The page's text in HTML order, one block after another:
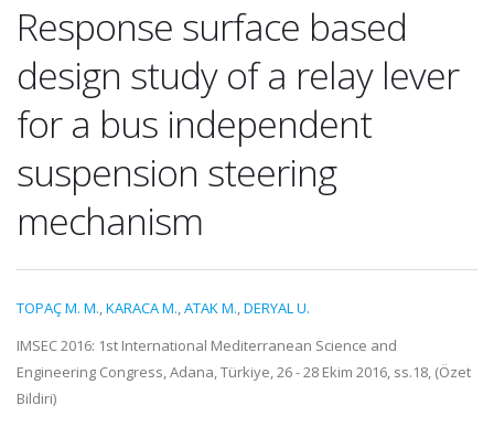
Response surface based
design study of a relay lever
for a bus independent
suspension steering
mechanism
TOPAÇ M. M.,KARACA M.,ATAK M.,DERYAL U.
IMSEC 2016: 1st International Mediterranean Science and
Engineering Congress, Adana, Türkiye, 26 - 28 Ekim 2016, ss.18, (Özet
Bildiri)